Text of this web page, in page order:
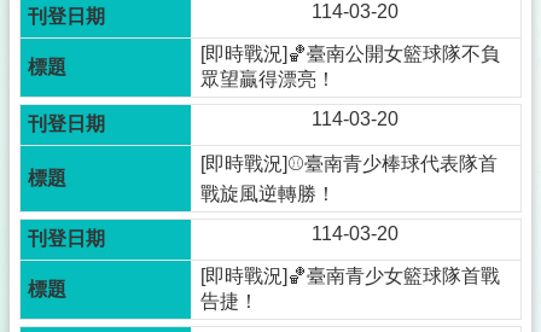
114-03-20
[即時戰況]🏀臺南公開女籃球隊不負
眾望贏得漂亮！
114-03-20
[即時戰況]⚾️臺南青少棒球代表隊首
戰旋風逆轉勝！
114-03-20
[即時戰況]🏀臺南青少女籃球隊首戰
告捷！